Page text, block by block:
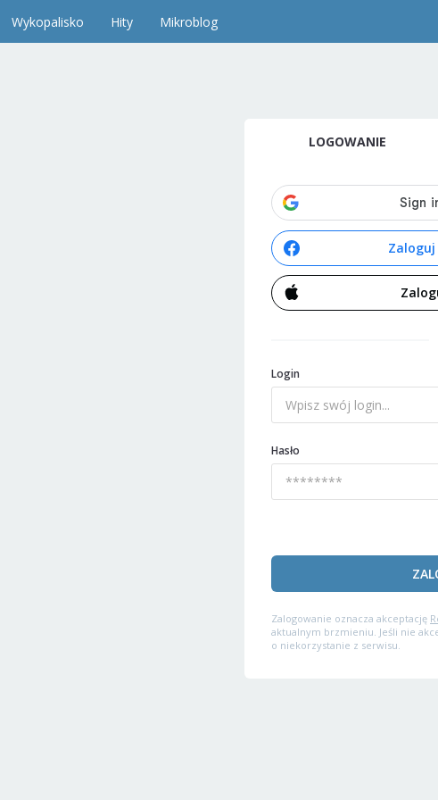
Wykopalisko Hity Mikroblog
LOGOWANIE
Zaloguj
Login
Hasło
Zalogowanie oznacza akceptację
aktualnym brzmieniu. Jeśli nie
o niekorzystanie z serwisu.